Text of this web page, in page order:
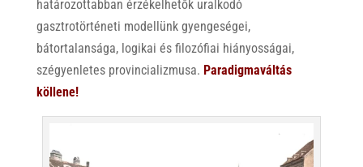
határozottabban érzékelhetők uralkodó
gasztrotörténeti modellünk gyengeségei,
bátortalansága, logikai és filozófiai hiányosságai,
szégyenletes provincializmusa. Paradigmaváltás
köllene!